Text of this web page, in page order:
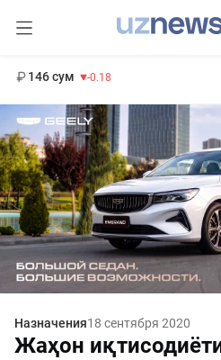
146 сум -0.18
Назначения18 сентября 2020
Жаҳон